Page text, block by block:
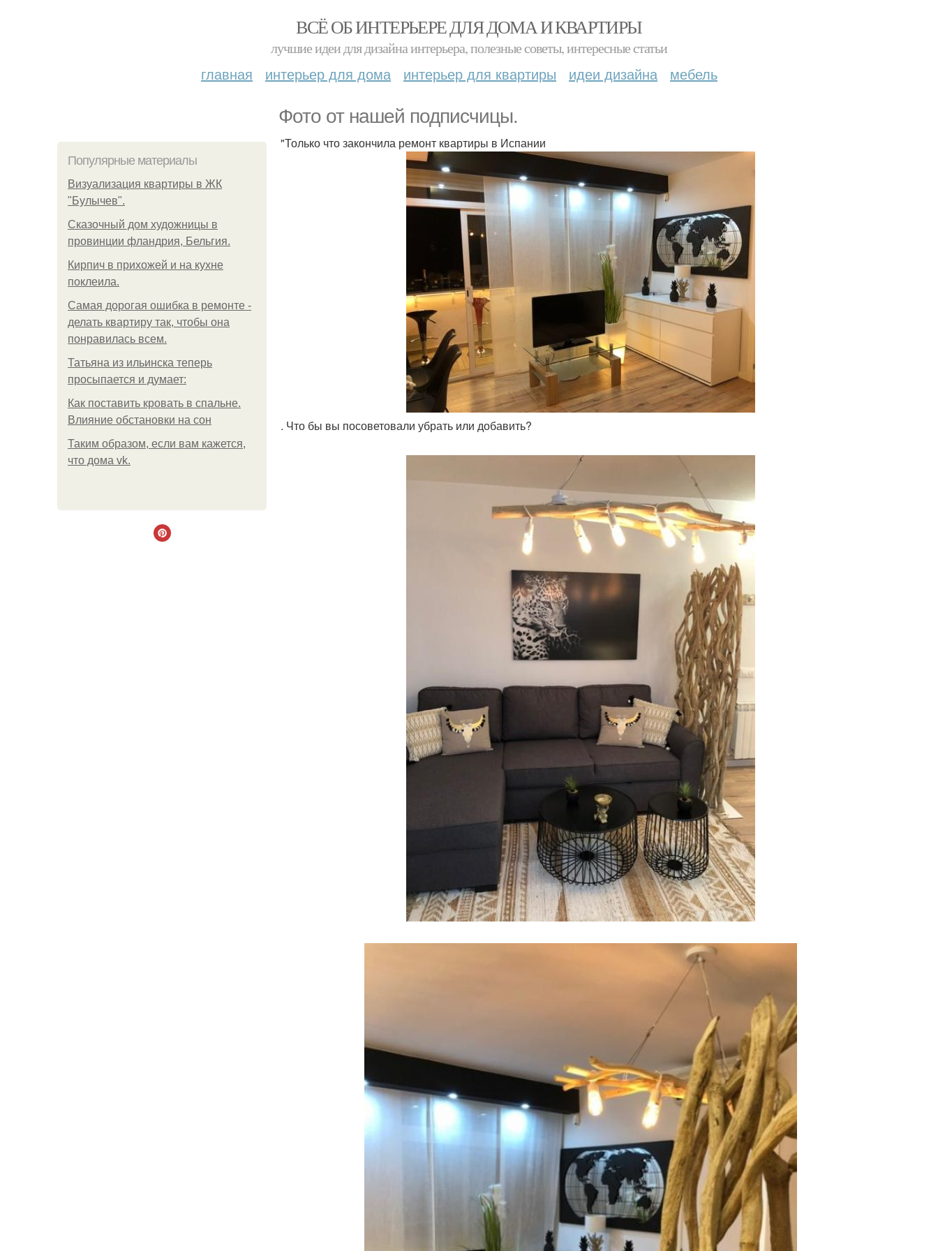
ВСЁ ОБ ИНТЕРЬЕРЕ ДЛЯ ДОМА И КВАРТИРЫ
лучшие идеи для дизайна интерьера, полезные советы, интересные статьи
главная интерьер для дома интерьер для квартиры идеи дизайна мебель
Фото от нашей подписчицы.
Популярные материалы
Визуализация квартиры в ЖК
"Булычев".
Сказочный дом художницы в
провинции фландрия, Бельгия.
Кирпич в прихожей и на кухне
поклеила.
Самая дорогая ошибка в ремонте -
делать квартиру так, чтобы она
понравилась всем.
Татьяна из ильинска теперь
просыпается и думает:
Как поставить кровать в спальне.
Влияние обстановки на сон
Таким образом, если вам кажется,
что дома vk.
"Только что закончила ремонт квартиры в Испании
. Что бы вы посоветовали убрать или добавить?